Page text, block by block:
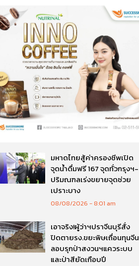
มหาดไทยสู้ค่าครองชีพเปิด
จุดน้ำดื่มฟรี 167 จุดทั่วกรุงฯ-
ปริมณฑลเร่งขยายจุดช่วย
เปราะบาง
08/08/2026 8:01 am
เอาจริง!ผู้ว่าฯปราจีนบุรีสั่ง
ปิดตายรง.ขยะพิษเถื่อนทุนจีน
ลอบรุกป่าสงวนฯแควระบบ
และป่าสียัดเกือบปี